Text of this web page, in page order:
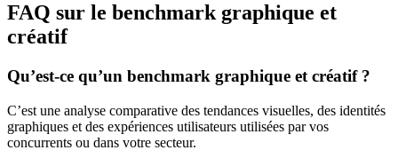
FAQ sur le benchmark graphique et
créatif
Qu’est-ce qu’un benchmark graphique et créatif ?
C’est une analyse comparative des tendances visuelles, des identités
graphiques et des expériences utilisateurs utilisées par vos
concurrents ou dans votre secteur.